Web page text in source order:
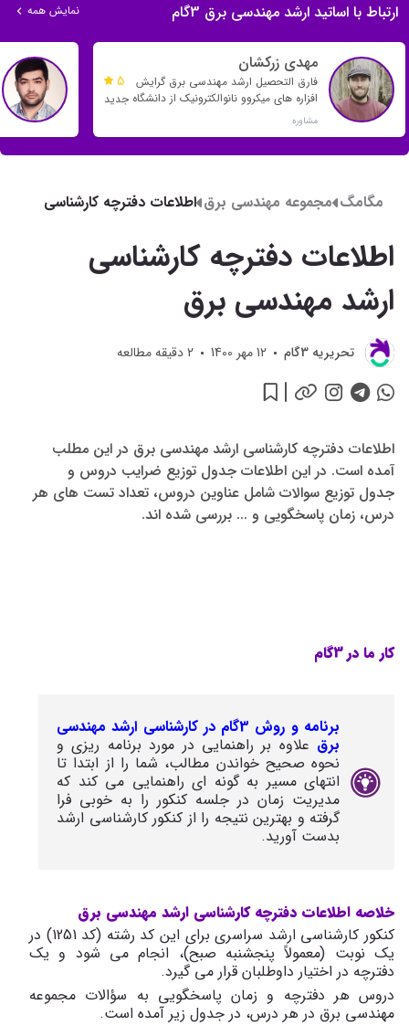
ارتباط با اساتید ارشد مهندسی برق 3گام نمایش همه
مهدی زرکشان
فارق التحصیل ارشد مهندسی برق گرایش
افزاره های میکروو نانوالکترونیک از دانشگاه
خواجه نصیر
مشاوره
5
جدید
مگامگ مجموعه مهندسی برق اطلاعات دفترچه کارشناسی
اطلاعات دفترچه کارشناسی
ارشد مهندسی برق
تحريريه 3گام 12 مهر 1400 2دقیقه مطالعه
اطلاعات دفترچه کارشناسی ارشد مهندسی برق در این مطلب
آمده است. در این اطلاعات جدول توزیع ضرایب دروس و
جدول توزیع سوالات شامل عناوین دروس، تعداد تست های هر
درس، زمان پاسخگویی و ... بررسی شده اند.
کار ما در 3گام
برنامه و روش 3گام در کارشناسی ارشد مهندسی
برق علاوه بر راهنمایی در مورد برنامه ریزی و
نحوه صحیح خواندن مطالب، شما را از ابتدا تا
انتهای مسیر به گونه ای راهنمایی می کند که
مدیریت زمان در جلسه کنکور را به خوبی فرا
گرفته و بهترین نتیجه را از کنکور کارشناسی ارشد
بدست آورید.
خلاصه اطلاعات دفترچه کارشناسی ارشد مهندسی برق
کنکور کارشناسی ارشد سراسری برای این کد رشته (کد 1251) در
یک نوبت (معمولاً پنجشنبه صبح)، انجام می شود و یک
دفترچه در اختیار داوطلبان قرار می گیرد.
دروس هر دفترچه و زمان پاسخگویی به سؤالات مجموعه
مهندسی برق در هر درس، در جدول زیر آمده است.